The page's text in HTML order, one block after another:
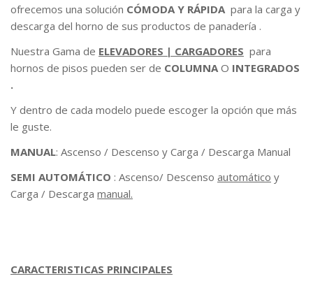
ofrecemos una solución CÓMODA Y RÁPIDA para la carga y
descarga del horno de sus productos de panadería .
Nuestra Gama de ELEVADORES | CARGADORES para
hornos de pisos pueden ser de COLUMNAO INTEGRADOS
.
Y dentro de cada modelo puede escoger la opción que más
le guste.
MANUAL: Ascenso / Descenso y Carga / Descarga Manual
SEMI AUTOMÁTICO : Ascenso/ Descenso automático y
Carga / Descarga manual.
CARACTERISTICAS PRINCIPALES